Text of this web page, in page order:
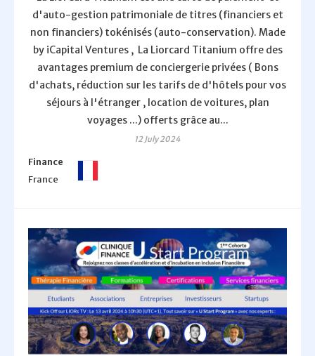
d'auto-gestion patrimoniale de titres (financiers et
non financiers) tokénisés (auto-conservation). Made
by iCapital Ventures , La Liorcard Titanium offre des
avantages premium de conciergerie privées ( Bons
d'achats, réduction sur les tarifs de d'hôtels pour vos
séjours à l'étranger , location de voitures, plan
voyages ...) offerts grâce au...
12 July 2024
Finance
France